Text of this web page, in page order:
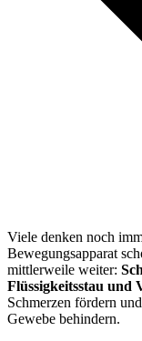
Viele denken noch
Bewegungsapparat
mittlerweile weiter:
Flüssigkeitsstau und
Schmerzen fördern
Gewebe behindern.